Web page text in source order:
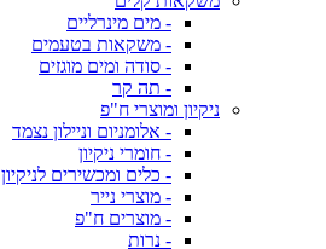
- מים מינרליים
- משקאות בטעמים
- סודה ומים מוגזים
- תה קר
ניקיון ומוצרי ח"פ
- אלומניום וניילון נצמד
- חומרי ניקיון
- כלים ומכשירים לניקיון
- מוצרי נייר
- מוצרים ח"פ
- נרות